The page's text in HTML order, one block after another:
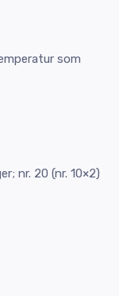
som
nr. 20 (nr. 10×2)